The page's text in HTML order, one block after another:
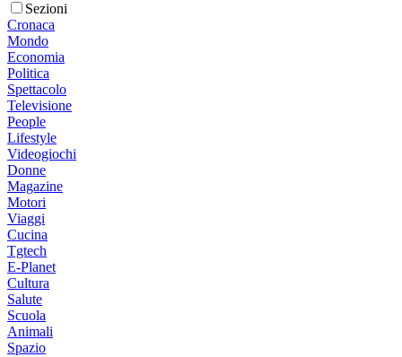
Sezioni
Cronaca
Mondo
Economia
Politica
Spettacolo
Televisione
People
Lifestyle
Videogiochi
Donne
Magazine
Motori
Viaggi
Cucina
Tgtech
E-Planet
Cultura
Salute
Scuola
Animali
Spazio